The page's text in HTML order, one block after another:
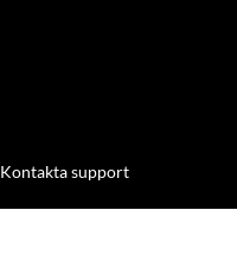
Kontakta support